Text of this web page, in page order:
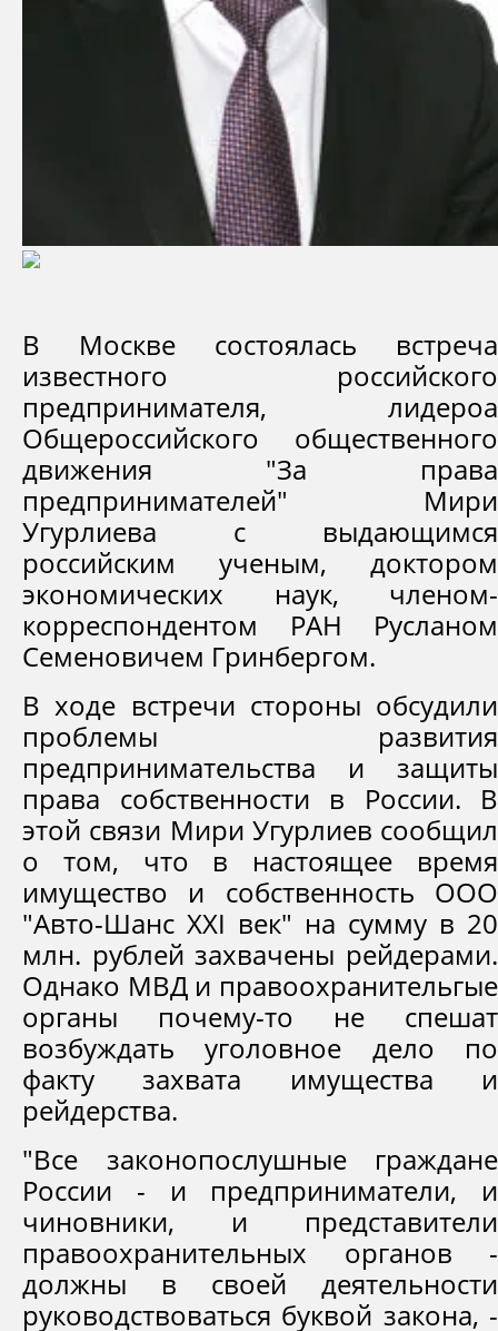
В Москве состоялась встреча
известного российского
предпринимателя, лидероа
Общероссийского общественного
движения "За права
предпринимателей" Мири
Угурлиева с выдающимся
российским ученым, доктором
экономических наук, членом-
корреспондентом РАН Русланом
Семеновичем Гринбергом.
В ходе встречи стороны обсудили
проблемы развития
предпринимательства и защиты
права собственности в России. В
этой связи Мири Угурлиев сообщил
о том, что в настоящее время
имущество и собственность ООО
"Авто-Шанс XXI век" на сумму в 20
млн. рублей захвачены рейдерами.
Однако МВД и правоохранительгые
органы почему-то не спешат
возбуждать уголовное дело по
факту захвата имущества и
рейдерства.
"Все законопослушные граждане
России - и предприниматели, и
чиновники, и представители
правоохранительных органов -
должны в своей деятельности
руководствоваться буквой закона, -